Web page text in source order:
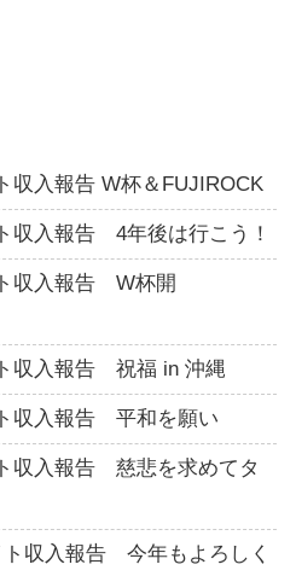
収入報告 W杯＆FUJIROCK
収入報告 4年後は行こう！
収入報告 W杯開
収入報告 祝福 in 沖縄
収入報告 平和を願い
収入報告 慈悲を求めてタ
ト収入報告 今年もよろしく